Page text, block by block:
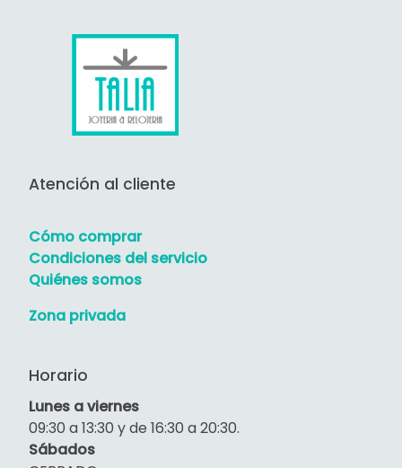
Atención al cliente
Cómo comprar
Condiciones del servicio
Quiénes somos
Zona privada
Horario
Lunes a viernes
09:30 a 13:30 y de 16:30 a 20:30.
Sábados